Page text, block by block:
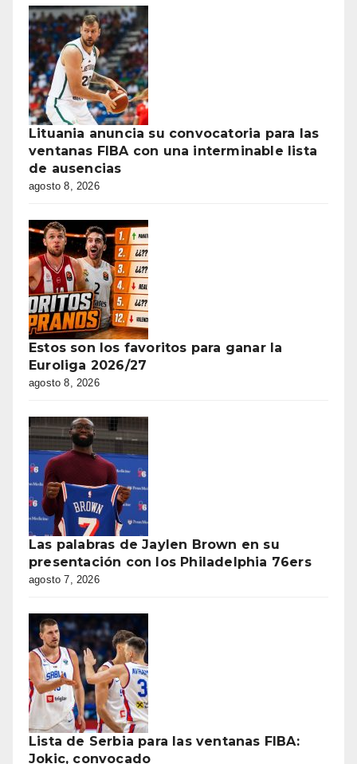
Lituania anuncia su convocatoria para las
ventanas FIBA con una interminable lista
de ausencias
agosto 8, 2026
Estos son los favoritos para ganar la
Euroliga 2026/27
agosto 8, 2026
Las palabras de Jaylen Brown en su
presentación con los Philadelphia 76ers
agosto 7, 2026
Lista de Serbia para las ventanas FIBA:
Jokic, convocado